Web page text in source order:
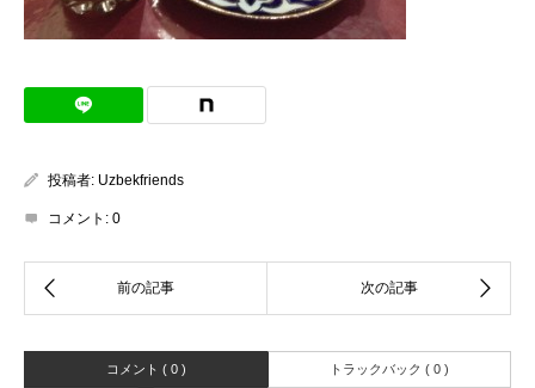
投稿者: Uzbekfriends
コメント: 0
コメント ( 0 ) トラックバック ( 0 )